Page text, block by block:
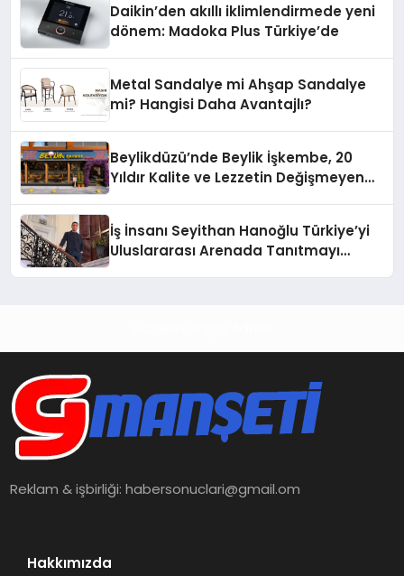
Daikin’den akıllı iklimlendirmede yeni
dönem: Madoka Plus Türkiye’de
Metal Sandalye mi Ahşap Sandalye
mi? Hangisi Daha Avantajlı?
Beylikdüzü’nde Beylik İşkembe, 20
Yıldır Kalite ve Lezzetin Değişmeyen
İş İnsanı Seyithan Hanoğlu Türkiye’yi
Uluslararası Arenada Tanıtmayı
Reklam & işbirliği:habersonuclari@gmail.om
Hakkımızda